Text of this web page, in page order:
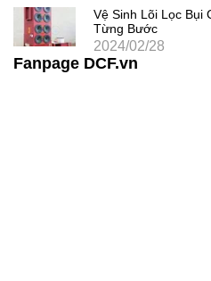
Vệ Sinh Lõi Lọc Bụi
Từng Bước
2024/02/28
Fanpage DCF.vn